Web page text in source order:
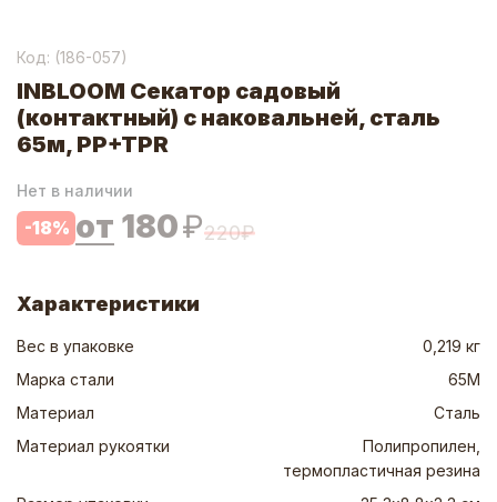
Код: (186-057)
INBLOOM Секатор садовый
(контактный) с наковальней, сталь
65м, PP+TPR
Нет в наличии
-18% от 180₽220₽
Характеристики
Вес в упаковке
0,219 кг
Марка стали
65М
Материал
Сталь
Материал рукоятки
Полипропилен,
термопластичная резина